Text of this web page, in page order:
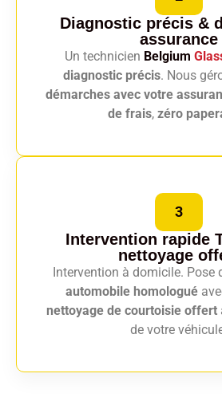
Diagnostic précis &
assurance
Un technicien Belgium
diagnostic précis. Nous
démarches avec votre
de frais, zéro
3
Intervention rapide
nettoyage
Intervention à domicile. Pose
automobile homologué
nettoyage de courtoisie offert
de votre